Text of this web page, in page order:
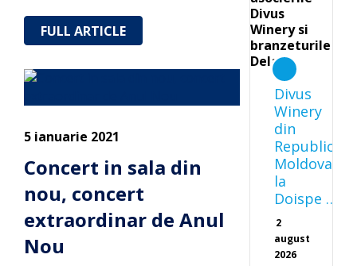
FULL ARTICLE
5 ianuarie 2021
Concert in sala din
nou, concert
extraordinar de Anul
Nou
Divus
Winery
din
Republica
Moldova
la
Doispe …
2
august
2026